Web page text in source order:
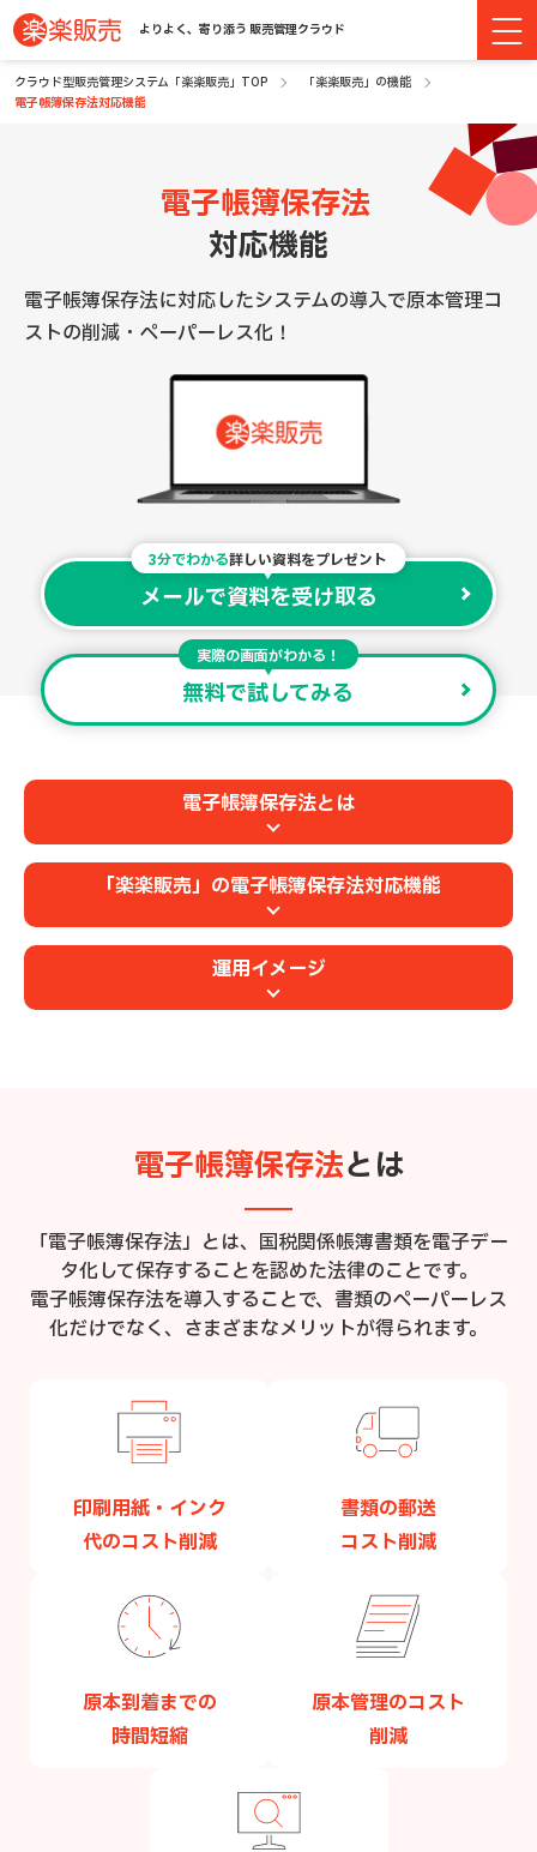
よりよく、寄り添う 販売管理クラウド
クラウド型販売管理システム「楽楽販売」TOP
「楽楽販売」の機能
電子帳簿保存法対応機能
電子帳簿保存法
対応機能
電子帳簿保存法に対応したシステムの導入で原本管理コ
ストの削減・ペーパーレス化！
3分でわかる詳しい資料をプレゼント
メールで資料を受け取る
実際の画面がわかる！
無料で試してみる
電子帳簿保存法とは
「楽楽販売」の電子帳簿保存法対応機能
運用イメージ
電子帳簿保存法とは
「電子帳簿保存法」とは、国税関係帳簿書類を電子デー
タ化して保存することを認めた法律のことです。
電子帳簿保存法を導入することで、書類のペーパーレス
化だけでなく、さまざまなメリットが得られます。
印刷用紙・インク
代のコスト削減
書類の郵送
コスト削減
原本到着までの
時間短縮
原本管理のコスト
削減